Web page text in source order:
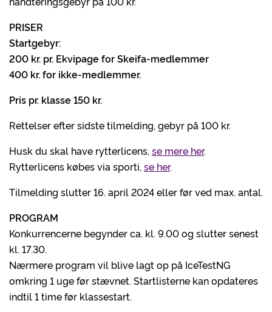
PRISER
Startgebyr:
200 kr. pr. Ekvipage for Skeifa-medlemmer
400 kr. for ikke-medlemmer.
Pris pr. klasse 150 kr.
Rettelser efter sidste tilmelding, gebyr på 100 kr.
Husk du skal have rytterlicens,se mere her.
Rytterlicens købes via sporti,se her.
Tilmelding slutter 16. april 2024 eller før ved max. antal.
PROGRAM
Konkurrencerne begynder ca. kl. 9.00 og slutter senest
kl. 17.30.
Nærmere program vil blive lagt op på IceTestNG
omkring 1 uge før stævnet. Startlisterne kan opdateres
indtil 1 time før klassestart.